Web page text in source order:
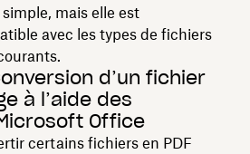
mais elle est
avec les types de fichiers
d’un fichier
à l’aide des
Office
certains fichiers en PDF